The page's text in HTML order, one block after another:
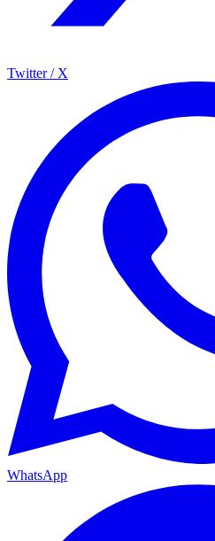
Twitter / X
WhatsApp